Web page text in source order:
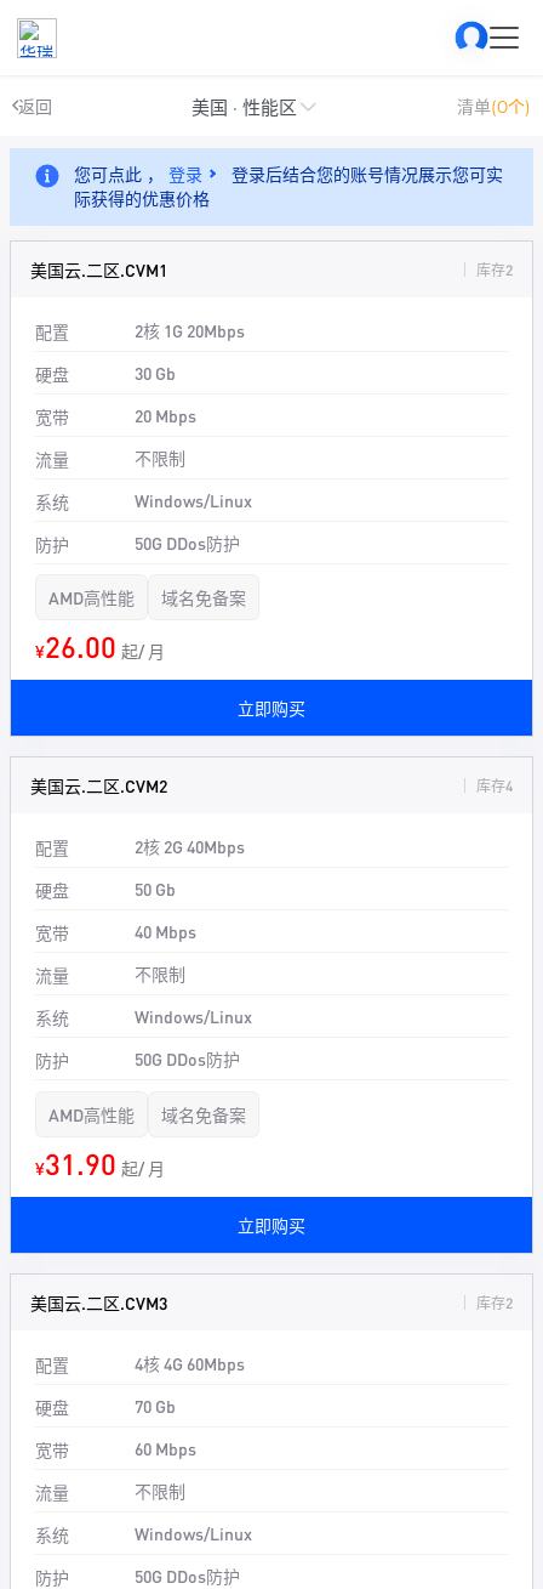
返回 美国 · 性能区 清单(0个)
您可点此 ， 登录
登录后结合您的账号情况展示您可实
际获得的优惠价格
美国云.二区.CVM1 库存2
配置
2核 1G 20Mbps
硬盘
30 Gb
宽带
20 Mbps
流量
不限制
系统
Windows/Linux
防护
50G DDos防护
AMD高性能 域名免备案
¥26.00 起/ 月
立即购买
美国云.二区.CVM2 库存4
配置
2核 2G 40Mbps
硬盘
50 Gb
宽带
40 Mbps
流量
不限制
系统
Windows/Linux
防护
50G DDos防护
AMD高性能 域名免备案
¥31.90 起/ 月
立即购买
美国云.二区.CVM3 库存2
配置
4核 4G 60Mbps
硬盘
70 Gb
宽带
60 Mbps
流量
不限制
系统
Windows/Linux
防护
50G DDos防护